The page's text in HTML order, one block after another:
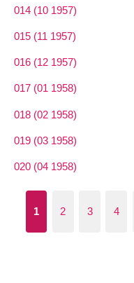
014 (10 1957)
015 (11 1957)
016 (12 1957)
017 (01 1958)
018 (02 1958)
019 (03 1958)
020 (04 1958)
1 2 3 4